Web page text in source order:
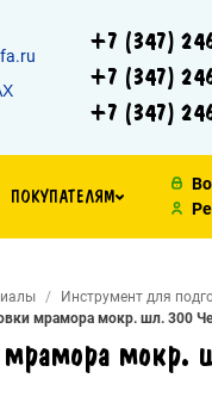
+7 (347)
+7 (347)
+7 (347)
ПОКУПАТЕЛЯМ
Инструмент для
мрамора мокр. шл. 300
мокр.